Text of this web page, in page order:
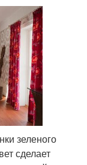
зеленого
сделает